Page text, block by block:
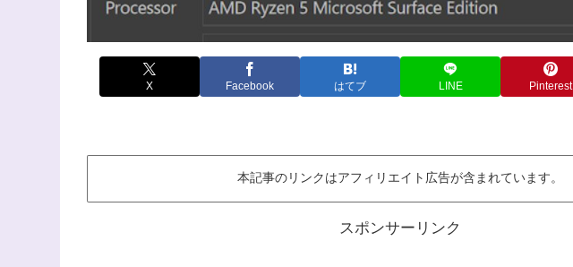
X Facebook はてブ LINE Pinterest
本記事のリンクはアフィリエイト広告が含まれています。
スポンサーリンク